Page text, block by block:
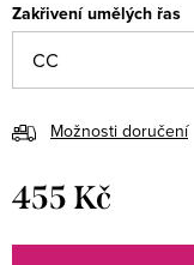
Zakřivení umělých řas
Možnosti doručení
455 Kč
cena: